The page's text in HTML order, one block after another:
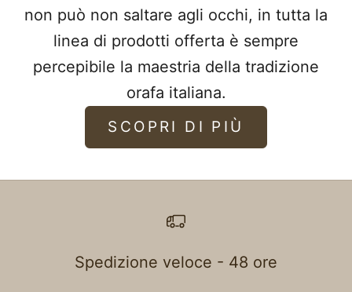
non può non saltare agli occhi, in tutta la
linea di prodotti offerta è sempre
percepibile la maestria della tradizione
orafa italiana.
SCOPRI DI PIÙ
Spedizione veloce - 48 ore